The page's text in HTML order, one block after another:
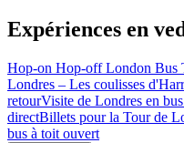
Expériences en
Hop-on Hop-off London Bus
Londres – Les coulisses
retourVisite de Londres en
directBillets pour la Tour de
bus à toit ouvert